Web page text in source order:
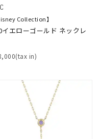
Collection】
イエローゴールド ネックレ
in)